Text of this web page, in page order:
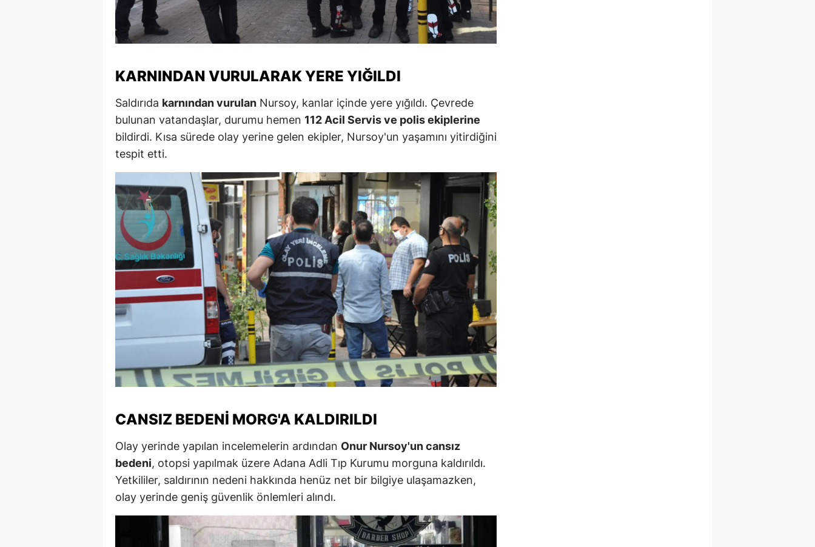
Gümüşhane
Hakkari
Hatay
Mersin
İstanbul
Kars
Kastamonu
Kayseri
Kırklareli
Kırşehir
Kocaeli
Konya
Kütahya
Manisa
Kahramanmaraş
Mardin
Muğla
Muş
Nevşehir
KARNINDAN VURULARAK YERE YIĞILDI
Saldırıda karnından vurulan Nursoy, kanlar içinde yere yığıldı. Çevrede
bulunan vatandaşlar, durumu hemen 112 Acil Servis ve polis ekiplerine
bildirdi. Kısa sürede olay yerine gelen ekipler, Nursoy'un yaşamını yitirdiğini
tespit etti.
CANSIZ BEDENI MORG'A KALDIRILDI
Olay yerinde yapılan incelemelerin ardından Onur Nursoy'un cansız
bedeni, otopsi yapılmak üzere Adana Adli Tıp Kurumu morguna kaldırıldı.
Yetkililer, saldırının nedeni hakkında henüz net bir bilgiye ulaşamazken,
olay yerinde geniş güvenlik önlemleri alındı.